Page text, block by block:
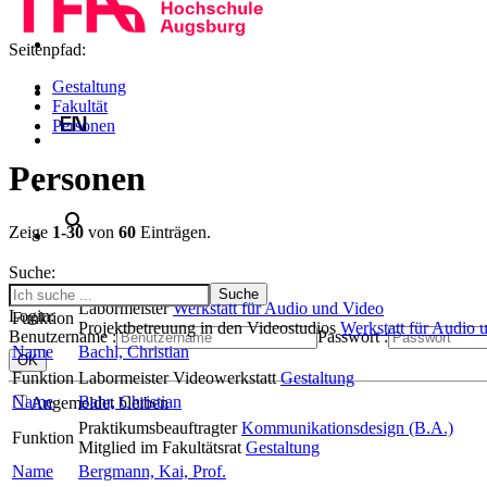
Suche:
Login:
Benutzername :
Passwort :
Angemeldet bleiben
Seitenpfad:
Gestaltung
Fakultät
Personen
Personen
Zeige 1-30 von 60 Einträgen.
Funktion
LabormeisterWerkstatt für Audio und Video
Projektbetreuung in den Videostudios Werkstatt für Audio
Name
Bachl, Christian
Funktion Labormeister VideowerkstattGestaltung
Name
Bahr, Christian
Funktion
PraktikumsbeauftragterKommunikationsdesign (B.A.)
Mitglied im Fakultätsrat Gestaltung
Name
Bergmann, Kai, Prof.